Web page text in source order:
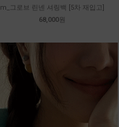
m_그로브 린넨 셔링백 [5차 재입고]
68,000원